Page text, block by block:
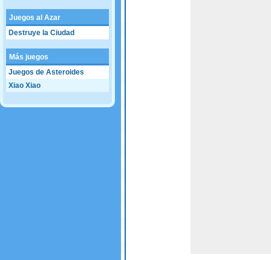
Juegos al Azar
Destruye la Ciudad
Más juegos
Juegos de Asteroides
Xiao Xiao